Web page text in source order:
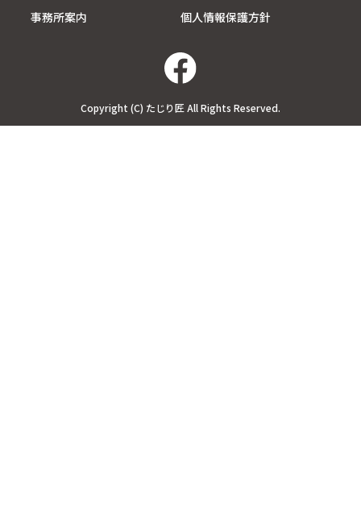
事務所案内
個人情報保護方針
Copyright (C) たじり匠 All Rights Reserved.